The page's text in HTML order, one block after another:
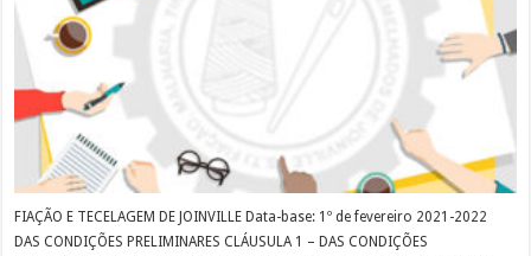
Coletivo
FIAÇÃO E TECELAGEM DE JOINVILLE Data-base: 1º de fevereiro 2021-2022
DAS CONDIÇÕES PRELIMINARES CLÁUSULA 1 – DAS CONDIÇÕES